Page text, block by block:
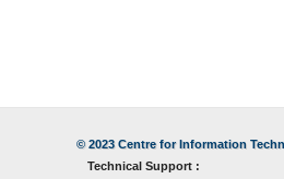
© 2023 Centre for Information
Technical Support :